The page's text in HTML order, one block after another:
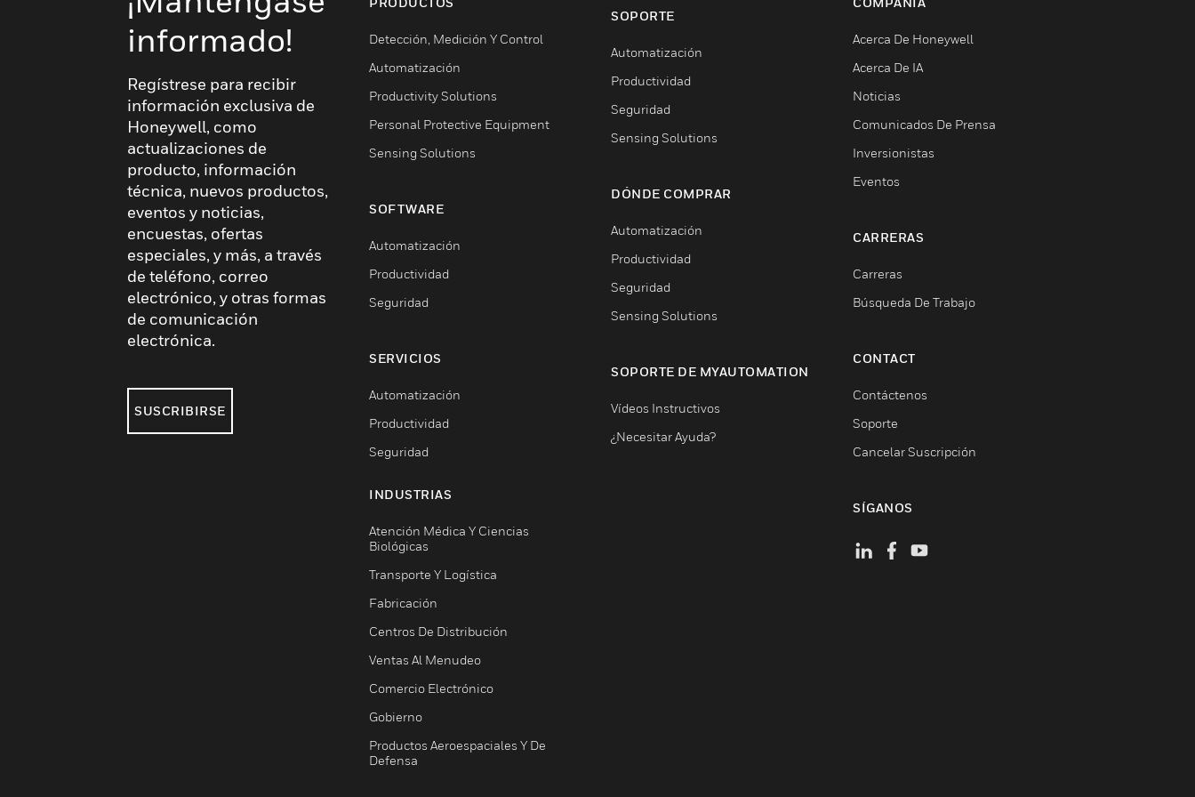
informado!
Regístrese para recibir
información exclusiva de
Honeywell, como
actualizaciones de
producto, información
técnica, nuevos productos,
eventos y noticias,
encuestas, ofertas
especiales, y más, a través
de teléfono, correo
electrónico, y otras formas
de comunicación
electrónica.
SUSCRIBIRSE
Detección, Medición Y Control
Automatización
Productivity Solutions
Personal Protective Equipment
Sensing Solutions
SOFTWARE
Automatización
Productividad
Seguridad
SERVICIOS
Automatización
Productividad
Seguridad
INDUSTRIAS
Atención Médica Y Ciencias
Biológicas
Transporte Y Logística
Fabricación
Centros De Distribución
Ventas Al Menudeo
Comercio Electrónico
Gobierno
Productos Aeroespaciales Y De
Defensa
SOPORTE
Automatización
Productividad
Seguridad
Sensing Solutions
DÓNDE COMPRAR
Automatización
Productividad
Seguridad
Sensing Solutions
SOPORTE DE MYAUTOMATION
Vídeos Instructivos
¿Necesitar Ayuda?
Acerca De Honeywell
Acerca De IA
Noticias
Comunicados De Prensa
Inversionistas
Eventos
CARRERAS
Carreras
Búsqueda De Trabajo
CONTACT
Contáctenos
Soporte
Cancelar Suscripción
SÍGANOS